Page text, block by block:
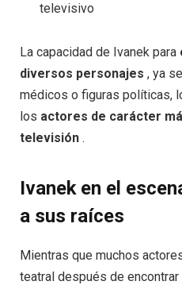
televisivo
La capacidad de Ivanek para
diversos personajes , ya
médicos o figuras políticas,
los actores de carácter
televisión .
Ivanek en el
a sus raíces
Mientras que muchos
teatral después de encontrar